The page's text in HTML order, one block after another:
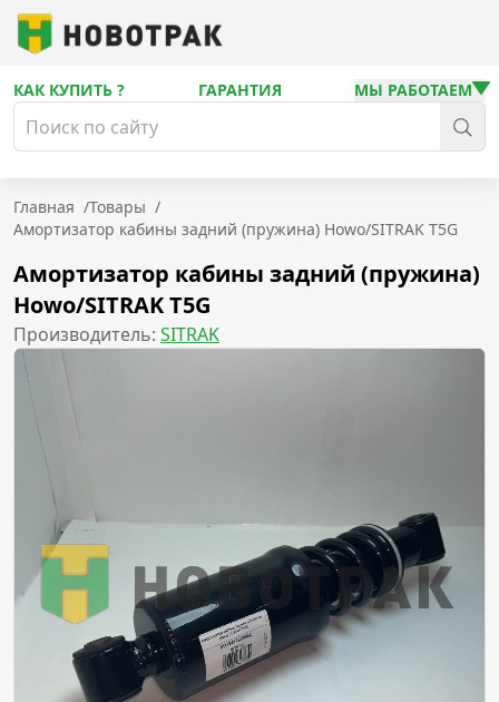
КАК КУПИТЬ ? ГАРАНТИЯ МЫ РАБОТАЕМ
Главная /Товары /
Амортизатор кабины задний (пружина) Howo/SITRAK T5G
Амортизатор кабины задний (пружина)
Howo/SITRAK T5G
Производитель: SITRAK